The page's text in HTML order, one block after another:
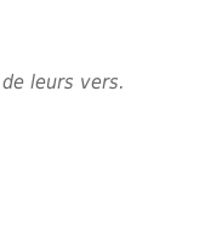
leurs vers.